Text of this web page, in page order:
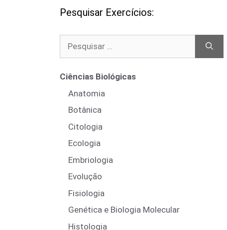
Pesquisar Exercícios:
Ciências Biológicas
Anatomia
Botânica
Citologia
Ecologia
Embriologia
Evolução
Fisiologia
Genética e Biologia Molecular
Histologia